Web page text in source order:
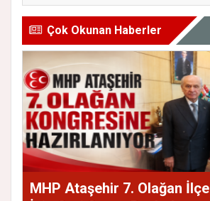
Çok Okunan Haberler
MHP Ataşehir 7. Olağan